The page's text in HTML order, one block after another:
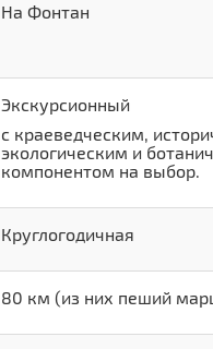
На Фонтан
Экскурсионный
с краеведческим,
экологическим и
компонентом на выбор.
Круглогодичная
80 км (из них пеший